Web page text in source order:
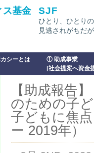
ス基金 SJF
ひとり、ひとり
見逃されがちだ
シーとは
① 助成事業
[社会提案へ資金
【助成報告
のための子
子どもに焦
ー 2019年）